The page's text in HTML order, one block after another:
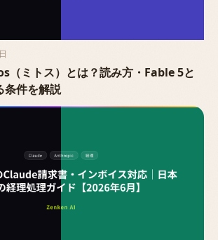
（ミトス）とは？読み方・Fable 5と
条件を解説